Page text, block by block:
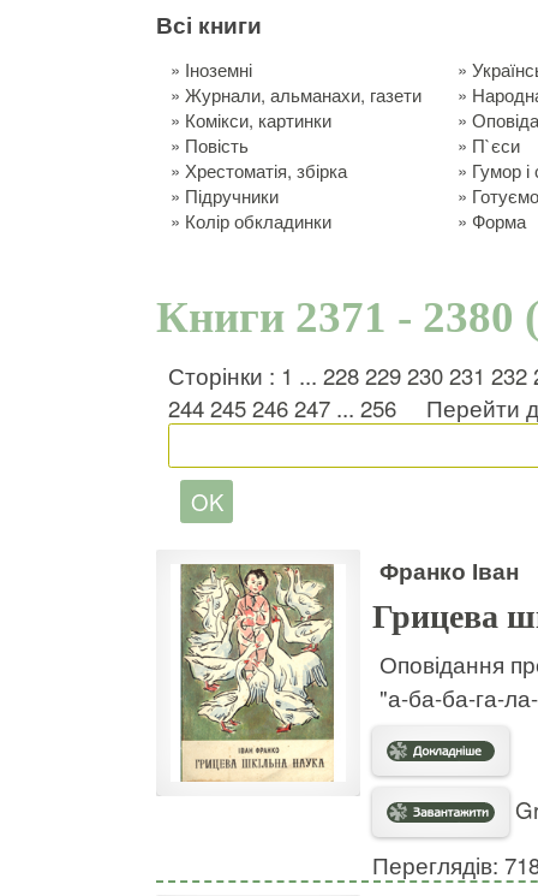
Всі книги
» Іноземні »
»Журнали, альманахи, газети »
» Комікси, картинки »
» Повість » П`єси
» Хрестоматія, збірка » Гумор і
» Підручники »
» Колір обкладинки » Форма
Книги 2371 - 2380
Сторінки : 1 ... 228229230231 232
244245246247 ... 256 Перейти
Франко Іван
Грицева
Оповідання
"а-ба-ба-га-
Переглядів: